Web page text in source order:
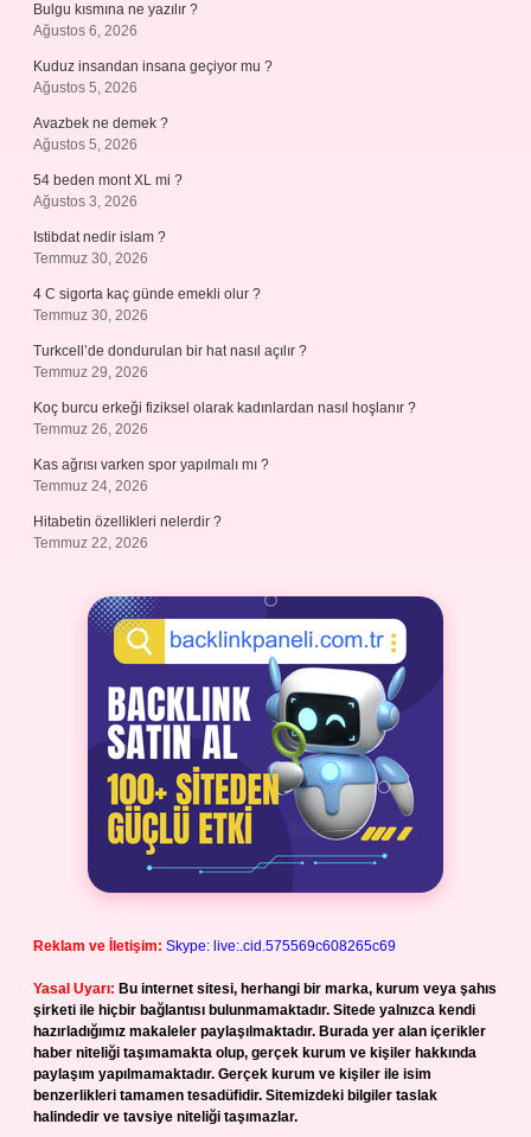
Bulgu kısmına ne yazılır ?
Ağustos 6, 2026
Kuduz insandan insana geçiyor mu ?
Ağustos 5, 2026
Avazbek ne demek ?
Ağustos 5, 2026
54 beden mont XL mi ?
Ağustos 3, 2026
Istibdat nedir islam ?
Temmuz 30, 2026
4 C sigorta kaç günde emekli olur ?
Temmuz 30, 2026
Turkcell’de dondurulan bir hat nasıl açılır ?
Temmuz 29, 2026
Koç burcu erkeği fiziksel olarak kadınlardan nasıl hoşlanır ?
Temmuz 26, 2026
Kas ağrısı varken spor yapılmalı mı ?
Temmuz 24, 2026
Hitabetin özellikleri nelerdir ?
Temmuz 22, 2026
Reklam ve İletişim: Skype: live:.cid.575569c608265c69
Yasal Uyarı: Bu internet sitesi, herhangi bir marka, kurum veya şahıs
şirketi ile hiçbir bağlantısı bulunmamaktadır. Sitede yalnızca kendi
hazırladığımız makaleler paylaşılmaktadır. Burada yer alan içerikler
haber niteliği taşımamakta olup, gerçek kurum ve kişiler hakkında
paylaşım yapılmamaktadır. Gerçek kurum ve kişiler ile isim
benzerlikleri tamamen tesadüfidir. Sitemizdeki bilgiler taslak
halindedir ve tavsiye niteliği taşımazlar.